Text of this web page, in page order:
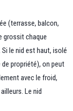
(terrasse, balcon,
grossit chaque
le nid est haut, isolé
propriété), on peut
avec le froid,
Le nid